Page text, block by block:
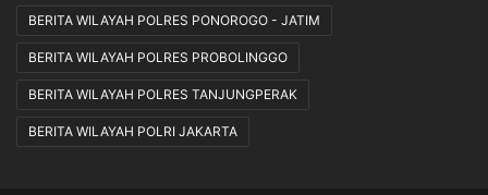
BERITA WILAYAH POLRES PONOROGO - JATIM
BERITA WILAYAH POLRES PROBOLINGGO
BERITA WILAYAH POLRES TANJUNGPERAK
BERITA WILAYAH POLRI JAKARTA